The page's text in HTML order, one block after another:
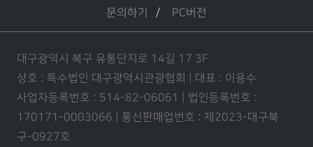
문의하기 PC버전
대구광역시 북구 유통단지로 14길 17 3F
상호 : 특수법인 대구광역시관광협회 | 대표 : 이용수
사업자등록번호 : 514-82-06061 | 법인등록번호 :
170171-0003066 | 통신판매업번호 : 제2023-대구북
구-0927호